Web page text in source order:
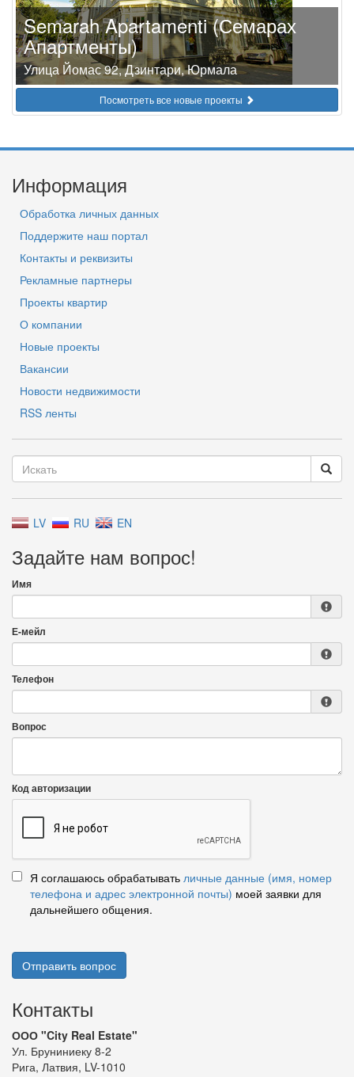
Semarah Apartamenti (Семарах
Апартменты)
Улица Йомас 92, Дзинтари, Юрмала
Посмотреть все новые проекты
Информация
Обработка личных данных
Поддержите наш портал
Контакты и реквизиты
Рекламные партнеры
Проекты квартир
О компании
Новые проекты
Вакансии
Новости недвижимости
RSS ленты
LV RU EN
Задайте нам вопрос!
Имя
Е-мейл
Телефон
Вопрос
Код авторизации
Я соглашаюсь обрабатывать личные данные (имя, номер
телефона и адрес электронной почты) моей заявки для
дальнейшего общения.
Отправить вопрос
Контакты
ООО "City Real Estate"
Ул. Бруниниеку 8-2
Рига, Латвия, LV-1010